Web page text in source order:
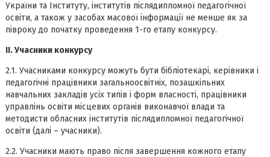
України та Інституту, інститутів післядипломної педагогічної
освіти, а також у засобах масової інформації не менше як за
півроку до початку проведення 1-го етапу конкурсу.
ІІ. Учасники конкурсу
2.1. Учасниками конкурсу можуть бути бібліотекарі, керівники і
педагогічні працівники загальноосвітніх, позашкільних
навчальних закладів усіх типів і форм власності, працівники
управлінь освіти місцевих органів виконавчої влади та
методисти обласних інститутів післядипломної педагогічної
освіти (далі – учасники).
2.2. Учасники мають право після завершення кожного етапу